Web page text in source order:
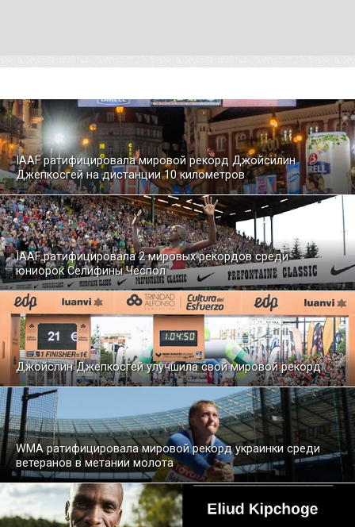
IAAF ратифицировала мировой рекорд Джойсилин
Джепкосгей на дистанции 10 километров
IAAF ратифицировала 2 мировых рекордов среди
юниорок Селифины Чеспол
Джойслин Джепкосгей улучшила свой мировой рекорд
WMA ратифицировала мировой рекорд украинки среди
ветеранов в метании молота